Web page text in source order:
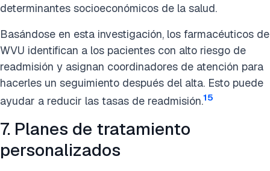
determinantes socioeconómicos de la salud.
Basándose en esta investigación, los farmacéuticos de
WVU identifican a los pacientes con alto riesgo de
readmisión y asignan coordinadores de atención para
hacerles un seguimiento después del alta. Esto puede
ayudar a reducir las tasas de readmisión.15
7. Planes de tratamiento
personalizados